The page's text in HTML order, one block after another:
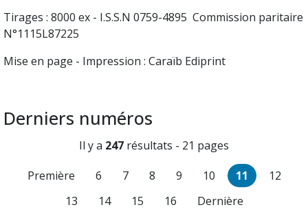
Tirages : 8000 ex - I.S.S.N 0759-4895 Commission paritaire
N°1115L87225
Mise en page - Impression : Caraïb Ediprint
Derniers numéros
Il y a 247 résultats - 21 pages
Première
6 7 8 9 10 11
12
13
14 15 16 Dernière